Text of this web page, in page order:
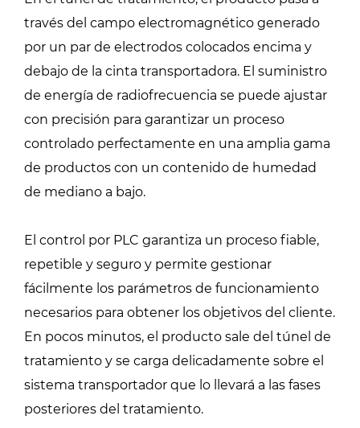
través del campo electromagnético generado
por un par de electrodos colocados encima y
debajo de la cinta transportadora. El suministro
de energía de radiofrecuencia se puede ajustar
con precisión para garantizar un proceso
controlado perfectamente en una amplia gama
de productos con un contenido de humedad
de mediano a bajo.
El control por PLC garantiza un proceso fiable,
repetible y seguro y permite gestionar
fácilmente los parámetros de funcionamiento
necesarios para obtener los objetivos del cliente.
En pocos minutos, el producto sale del túnel de
tratamiento y se carga delicadamente sobre el
sistema transportador que lo llevará a las fases
posteriores del tratamiento.